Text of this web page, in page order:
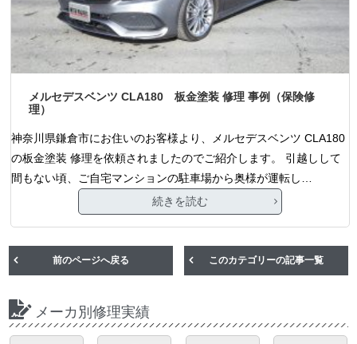
メルセデスベンツ CLA180 板金塗装 修理 事例（保険修
理）
神奈川県鎌倉市にお住いのお客様より、メルセデスベンツ CLA180
の板金塗装 修理を依頼されましたのでご紹介します。 引越しして
間もない頃、ご自宅マンションの駐車場から奥様が運転し…
続きを読む
前のページへ戻る このカテゴリーの記事一覧
メーカ別修理実績